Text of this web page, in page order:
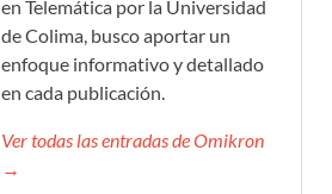
en Telemática por la Universidad
de Colima, busco aportar un
enfoque informativo y detallado
en cada publicación.
Ver todas las entradas de Omikron
→